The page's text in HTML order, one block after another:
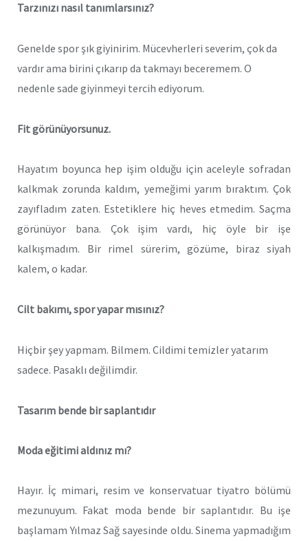
Tarzınızı nasıl tanımlarsınız?
Genelde spor şık giyinirim. Mücevherleri severim, çok da
vardır ama birini çıkarıp da takmayı beceremem. O
nedenle sade giyinmeyi tercih ediyorum.
Fit görünüyorsunuz.
Hayatım boyunca hep işim olduğu için aceleyle sofradan
kalkmak zorunda kaldım, yemeğimi yarım bıraktım. Çok
zayıfladım zaten. Estetiklere hiç heves etmedim. Saçma
görünüyor bana. Çok işim vardı, hiç öyle bir işe
kalkışmadım. Bir rimel sürerim, gözüme, biraz siyah
kalem, o kadar.
Cilt bakımı, spor yapar mısınız?
Hiçbir şey yapmam. Bilmem. Cildimi temizler yatarım
sadece. Pasaklı değilimdir.
Tasarım bende bir saplantıdır
Moda eğitimi aldınız mı?
Hayır. İç mimari, resim ve konservatuar tiyatro bölümü
mezunuyum. Fakat moda bende bir saplantıdır. Bu işe
başlamam Yılmaz Sağ sayesinde oldu. Sinema yapmadığım